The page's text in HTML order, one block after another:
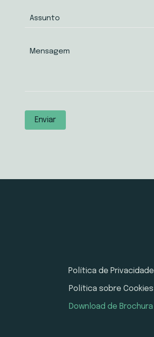
Política de Privacidade
Política sobre Cookies
Download de Brochura